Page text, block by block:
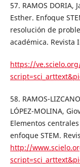
57. RAMOS DORIA,
Esther. Enfoque
resolución de
académica. Revista
https://
58. RAMOS-
LÓPEZ-MOLINA,
Elementos
enfoque STEM.
http://